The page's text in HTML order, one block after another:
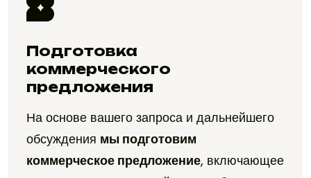
Подготовка
коммерческого
предложения
На основе вашего запроса и дальнейшего
обсуждения мы подготовим
коммерческое предложение, включающее